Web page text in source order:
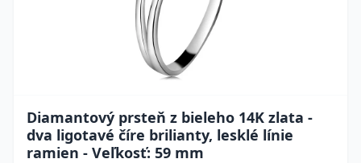
Diamantový prsteň z bieleho 14K zlata -
dva ligotavé číre brilianty, lesklé línie
ramien - Veľkosť: 59 mm